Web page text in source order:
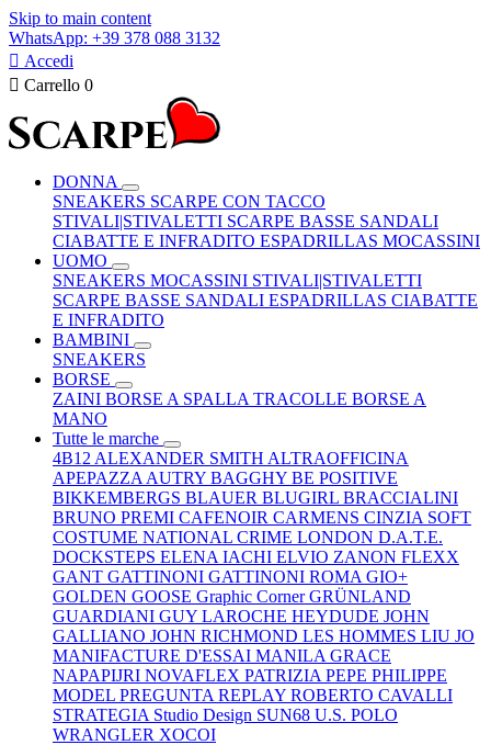
Skip to main content
WhatsApp: +39 378 088 3132
 Accedi
 Carrello 0
DONNA
SNEAKERS SCARPE CON TACCO
STIVALI|STIVALETTI SCARPE BASSE SANDALI
CIABATTE E INFRADITO ESPADRILLAS MOCASSINI
UOMO
SNEAKERS MOCASSINI STIVALI|STIVALETTI
SCARPE BASSE SANDALI ESPADRILLAS CIABATTE
E INFRADITO
BAMBINI
SNEAKERS
BORSE
ZAINI BORSE A SPALLA TRACOLLE BORSE A
MANO
Tutte le marche
4B12 ALEXANDER SMITH ALTRAOFFICINA
APEPAZZA AUTRY BAGGHY BE POSITIVE
BIKKEMBERGS BLAUER BLUGIRL BRACCIALINI
BRUNO PREMI CAFENOIR CARMENS CINZIA SOFT
COSTUME NATIONAL CRIME LONDON D.A.T.E.
DOCKSTEPS ELENA IACHI ELVIO ZANON FLEXX
GANT GATTINONI GATTINONI ROMA GIO+
GOLDEN GOOSE Graphic CornerGRÜNLAND
GUARDIANI GUY LAROCHE HEYDUDE JOHN
GALLIANO JOHN RICHMOND LES HOMMES LIU JO
MANIFACTURE D'ESSAI MANILA GRACE
NAPAPIJRI NOVAFLEX PATRIZIA PEPE PHILIPPE
MODEL PREGUNTA REPLAY ROBERTO CAVALLI
STRATEGIA Studio Design SUN68 U.S. POLO
WRANGLER XOCOI